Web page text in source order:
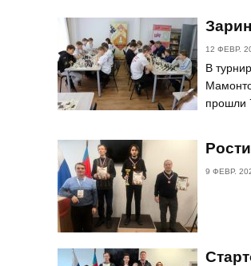
12 ФЕВР.
В
прошли
9 ФЕВР.